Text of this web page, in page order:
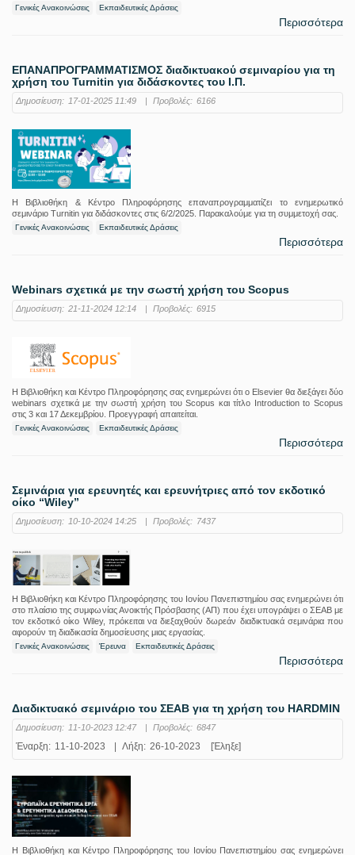
Γενικές Ανακοινώσεις Εκπαιδευτικές Δράσεις
Περισσότερα
ΕΠΑΝΑΠΡΟΓΡΑΜΜΑΤΙΣΜΟΣ διαδικτυακού σεμιναρίου για τη
χρήση του Turnitin για διδάσκοντες του Ι.Π.
Δημοσίευση: 17-01-2025 11:49 Προβολές: 6166
Η Βιβλιοθήκη & Κέντρο Πληροφόρησης επαναπρογραμματίζει το ενημερωτικό
σεμινάριο Turnitin για διδάσκοντες στις 6/2/2025. Παρακαλούμε για τη συμμετοχή σας.
Γενικές Ανακοινώσεις Εκπαιδευτικές Δράσεις
Περισσότερα
Webinars σχετικά με την σωστή χρήση του Scopus
Δημοσίευση: 21-11-2024 12:14 Προβολές: 6915
Η Βιβλιοθήκη και Κέντρο Πληροφόρησης σας ενημερώνει ότι ο Elsevier θα διεξάγει δύο
webinars σχετικά με την σωστή χρήση του Scopus και τίτλο Introduction to Scopus
στις 3 και 17 Δεκεμβρίου. Προεγγραφή απαιτείται.
Γενικές Ανακοινώσεις Εκπαιδευτικές Δράσεις
Περισσότερα
Σεμινάρια για ερευνητές και ερευνήτριες από τον εκδοτικό
οίκο “Wiley”
Δημοσίευση: 10-10-2024 14:25 Προβολές: 7437
Η Βιβλιοθήκη και Κέντρο Πληροφόρησης του Ιονίου Πανεπιστημίου σας ενημερώνει ότι
στο πλαίσιο της συμφωνίας Ανοικτής Πρόσβασης (ΑΠ) που έχει υπογράψει ο ΣΕΑΒ με
τον εκδοτικό οίκο Wiley, πρόκειται να διεξαχθούν δωρεάν διαδικτυακά σεμινάρια που
αφορούν τη διαδικασία δημοσίευσης μιας εργασίας.
Γενικές Ανακοινώσεις Έρευνα Εκπαιδευτικές Δράσεις
Περισσότερα
Διαδικτυακό σεμινάριο του ΣΕΑΒ για τη χρήση του HARDMIN
Δημοσίευση: 11-10-2023 12:47 | Προβολές: 6847
Έναρξη: 11-10-2023 | Λήξη: 26-10-2023 [Έληξε]
Η Βιβλιοθήκη και Κέντρο Πληροφόρησης του Ιονίου Πανεπιστημίου σας ενημερώνει